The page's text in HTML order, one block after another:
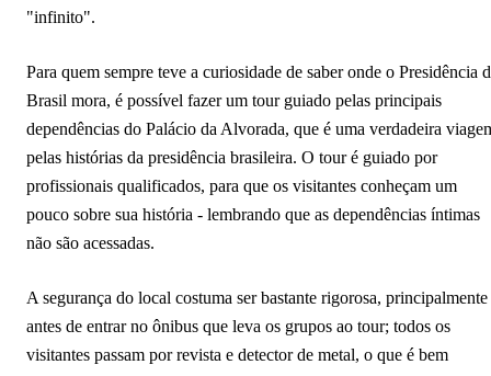
"infinito".
Para quem sempre teve a curiosidade de saber onde o Presidência
Brasil mora, é possível fazer um tour guiado pelas principais
dependências do Palácio da Alvorada, que é uma verdadeira
pelas histórias da presidência brasileira. O tour é guiado por
profissionais qualificados, para que os visitantes conheçam um
pouco sobre sua história - lembrando que as dependências íntimas
não são acessadas.
A segurança do local costuma ser bastante rigorosa, principalmente
antes de entrar no ônibus que leva os grupos ao tour; todos os
visitantes passam por revista e detector de metal, o que é bem